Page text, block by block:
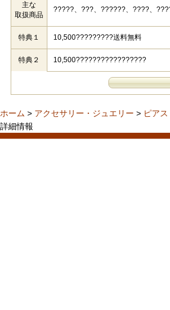
主な
取扱商品
?????、???、??????、????、
特典１ 10,500?????????送料無料
特典２ 10,500?????????????????
ホーム > アクセサリー・ジュエリー > ピア
詳細情報